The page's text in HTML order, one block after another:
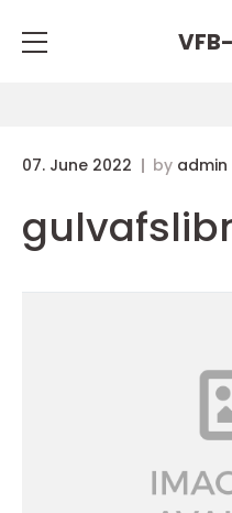
07. June 2022 by admin